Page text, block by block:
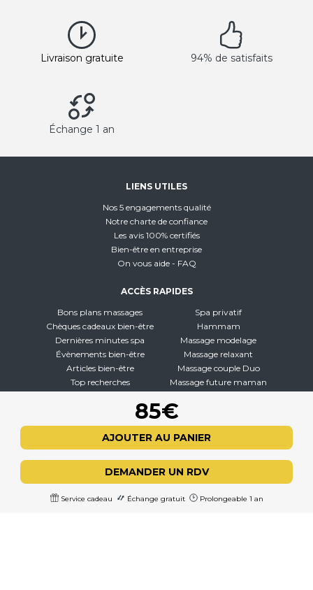
85€
AJOUTER AU PANIER
DEMANDER UN RDV
Service cadeau Échange gratuit Prolongeable 1 an
Livraison gratuite 94% de satisfaits
Échange 1 an
LIENS UTILES
Nos 5 engagements qualité
Notre charte de confiance
Les avis 100% certifiés
Bien-être en entreprise
On vous aide - FAQ
ACCÈS RAPIDES
Bons plans massages
Chèques cadeaux bien-être
Dernières minutes spa
Évènements bien-être
Articles bien-être
Top recherches
Spa privatif
Hammam
Massage modelage
Massage relaxant
Massage couple Duo
Massage future maman
À PROPOS
CGV - CGU
Mentions légales
Politique de confidentialité